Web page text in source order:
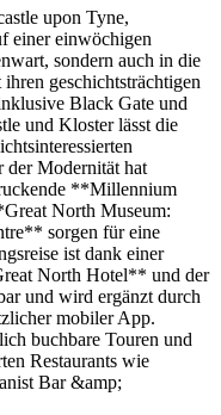
upon Tyne,
einer einwöchigen
sondern auch in die
geschichtsträchtigen
Black Gate und
und Kloster lässt die
der Modernität hat
**Millennium
North Museum:
sorgen für eine
ist dank einer
North Hotel** und der
und wird ergänzt durch
mobiler App.
buchbare Touren und
Restaurants wie
Bar &amp;